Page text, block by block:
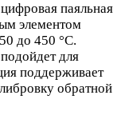
паяльная
элементом
до 450 °C.
для
поддерживает
обратной